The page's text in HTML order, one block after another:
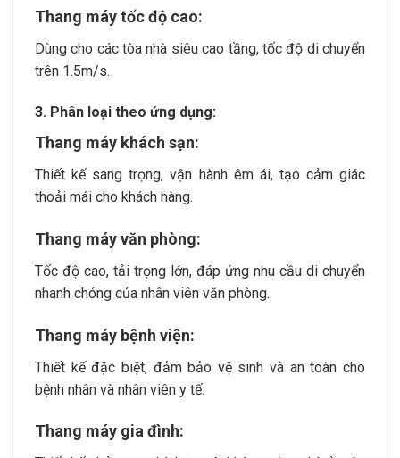
Thang máy tốc độ cao:
Dùng cho các tòa nhà siêu cao tầng, tốc độ di chuyển
trên 1.5m/s.
3. Phân loại theo ứng dụng:
Thang máy khách sạn:
Thiết kế sang trọng, vận hành êm ái, tạo cảm giác
thoải mái cho khách hàng.
Thang máy văn phòng:
Tốc độ cao, tải trọng lớn, đáp ứng nhu cầu di chuyển
nhanh chóng của nhân viên văn phòng.
Thang máy bệnh viện:
Thiết kế đặc biệt, đảm bảo vệ sinh và an toàn cho
bệnh nhân và nhân viên y tế.
Thang máy gia đình: